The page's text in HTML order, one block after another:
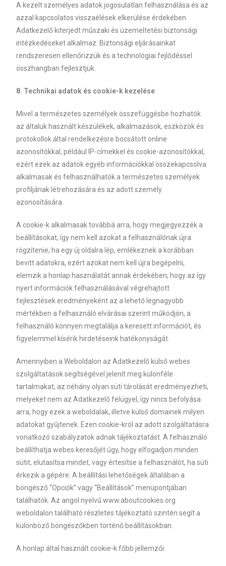
A kezelt személyes adatok jogosulatlan felhasználása és az
azzal kapcsolatos visszaélések elkerülése érdekében
Adatkezelő kiterjedt műszaki és üzemeltetési biztonsági
intézkedéseket alkalmaz. Biztonsági eljárásainkat
rendszeresen ellenőrizzük és a technológiai fejlődéssel
összhangban fejlesztjük.
8. Technikai adatok és cookie-k kezelése
Mivel a természetes személyek összefüggésbe hozhatók
az általuk használt készülékek, alkalmazások, eszközök és
protokollok által rendelkezésre bocsátott online
azonosítókkal, például IP-címekkel és cookie-azonosítókkal,
ezért ezek az adatok egyéb információkkal összekapcsolva
alkalmasak és felhasználhatók a természetes személyek
profiljának létrehozására és az adott személy
azonosítására.
A cookie-k alkalmasak továbbá arra, hogy megjegyezzék a
beállításokat, így nem kell azokat a felhasználónak újra
rögzítenie, ha egy új oldalra lép, emlékeznek a korábban
bevitt adatokra, ezért azokat nem kell újra begépelni,
elemzik a honlap használatát annak érdekében, hogy az így
nyert információk felhasználásával végrehajtott
fejlesztések eredményeként az a lehető legnagyobb
mértékben a felhasználó elvárásai szerint működjön, a
felhasználó könnyen megtalálja a keresett információt, és
figyelemmel kísérik hirdetéseink hatékonyságát.
Amennyiben a Weboldalon az Adatkezelő külső webes
szolgáltatások segítségével jelenít meg különféle
tartalmakat, az néhány olyan süti tárolását eredményezheti,
melyeket nem az Adatkezelő felügyel, így nincs befolyása
arra, hogy ezek a weboldalak, illetve külső domainek milyen
adatokat gyűjtenek. Ezen cookie-król az adott szolgáltatásra
vonatkozó szabályzatok adnak tájékoztatást. A felhasználó
beállíthatja webes keresőjét úgy, hogy elfogadjon minden
sütit, elutasítsa mindet, vagy értesítse a felhasználót, ha süti
érkezik a gépére. A beállítási lehetőségek általában a
böngésző “Opciók” vagy “Beállítások” menüpontjában
találhatók. Az angol nyelvű www.aboutcookies.org
weboldalon található részletes tájékoztató szintén segít a
különböző böngészőkben történő beállításokban.
A honlap által használt cookie-k főbb jellemzői: